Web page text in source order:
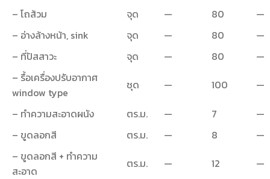
– โถส้วม
จุด — 80
—
– อ่างล้างหน้า, sink
จุด — 80
—
– ที่ปัสสาวะ
จุด — 80
—
– รื้อเครื่องปรับอากาศ
window type
ชุด — 100
—
– ทำความสะอาดผนัง
ตร.ม. — 7
—
– ขูดลอกสี
ตร.ม. — 8
—
– ขูดลอกสี + ทำความ
สะอาด
ตร.ม. — 12
—